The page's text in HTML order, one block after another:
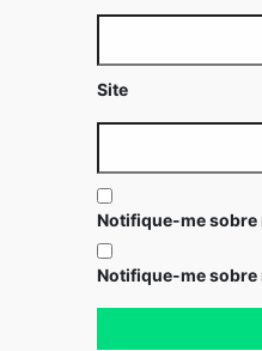
Site
Notifique-me
Notifique-me sobre